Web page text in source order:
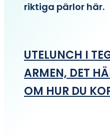
riktiga pärlor här.
UTELUNCH I
ARMEN, DET
OM HUR DU